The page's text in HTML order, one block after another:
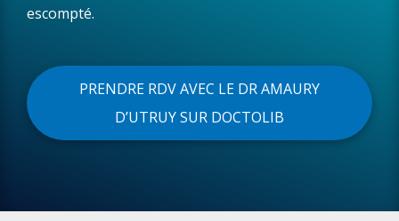
escompté.
PRENDRE RDV AVEC LE DR AMAURY
D’UTRUY SUR DOCTOLIB